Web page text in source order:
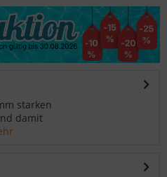
starken
damit